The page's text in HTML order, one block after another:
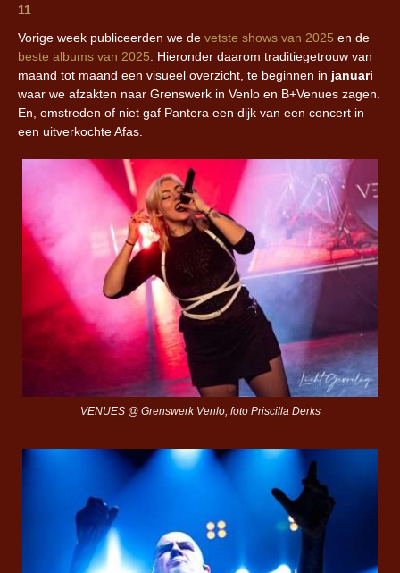
11
Vorige week publiceerden we de vetste shows van 2025 en de
beste albums van 2025. Hieronder daarom traditiegetrouw van
maand tot maand een visueel overzicht, te beginnen in januari
waar we afzakten naar Grenswerk in Venlo en B+Venues zagen.
En, omstreden of niet gaf Pantera een dijk van een concert in
een uitverkochte Afas.
VENUES @ Grenswerk Venlo, foto Priscilla Derks